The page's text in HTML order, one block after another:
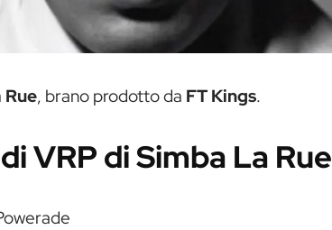
Rue, brano prodotto da FT Kings.
VRP di Simba La Rue